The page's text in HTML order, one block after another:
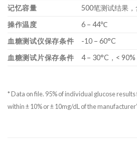
记忆容量
500笔测试结果
操作温度
6 – 44℃
血糖测试仪保存条件
-10 – 60°C
血糖测试片保存条件
4 – 30°C，<
* Data on file. 95% of individual glucose
within ± 10% or ± 10mg/dL of the